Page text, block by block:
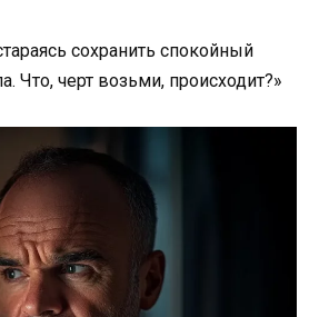
сохранить спокойный
Что, черт возьми, происходит?»